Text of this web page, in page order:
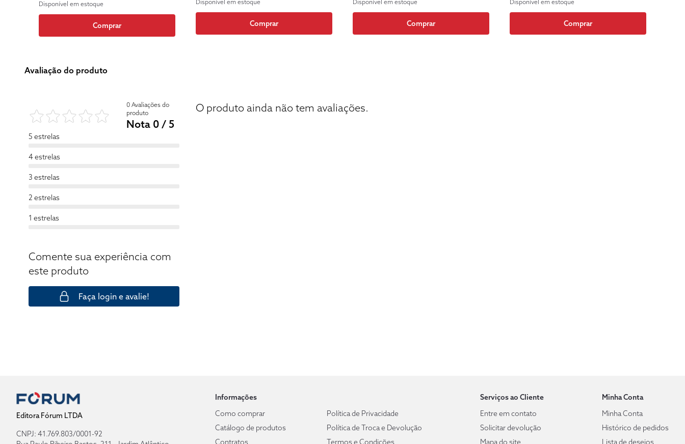
Disponível em estoque
Comprar
Disponível em estoque
Comprar
Disponível em estoque
Comprar
Disponível em estoque
Comprar
Avaliação do produto
0 Avaliações do
produto
Nota 0 / 5
5 estrelas
4 estrelas
3 estrelas
2 estrelas
1 estrelas
Comente sua experiência com
este produto
Faça login e avalie!
O produto ainda não tem avaliações.
Editora Fórum LTDA
CNPJ: 41.769.803/0001-92
Informações
Como comprar
Catálogo de produtos
Contratos
Política de Privacidade
Política de Troca e Devolução
Termos e Condições
Serviços ao Cliente
Entre em contato
Solicitar devolução
Mapa do site
Minha Conta
Minha Conta
Histórico de pedidos
Lista de desejos